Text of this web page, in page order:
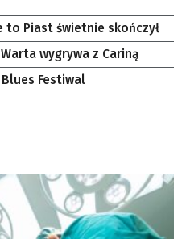
to Piast świetnie skończył
wygrywa z Cariną
Festiwal